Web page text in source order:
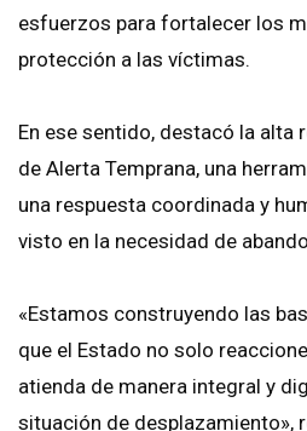
esfuerzos para fortalecer los
protección a las víctimas.
En ese sentido, destacó la alta
de Alerta Temprana, una
una respuesta coordinada y
visto en la necesidad de
«Estamos construyendo las
que el Estado no solo
atienda de manera integral y
situación de desplazamiento»,